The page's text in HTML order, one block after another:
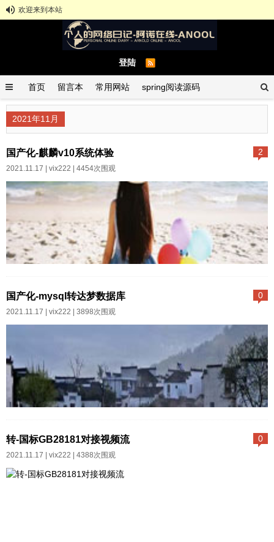
欢迎来到本站
登陆
首页 留言本 常用网站 spring阅读源码
spring示例demo
2021年11月
2
国产化-麒麟v10系统体验
2021.11.17 | vix222 | 4454次围观
麟系统下，mysql迁移达梦服务器
已经装好了达梦数据库设置防火
墙规则，允许数据库的5236端口
对外服务firewall-cmd --permane
nt --add-port=5236/tcpfirewall-c
md --reload跳板机安装达梦客户
端连接达梦数据库迁移工具，迁
移跳板机装mysql迁移教程https://
article/details/106772867 开机启
0
国产化-mysql转达梦数据库
2021.11.17 | vix222 | 3898次围观
器已经装好了达梦数据库设置防
火墙规则，允许数据库的5236端
0
转-国标GB28181对接视频流
2021.11.17 | vix222 | 4388次围观